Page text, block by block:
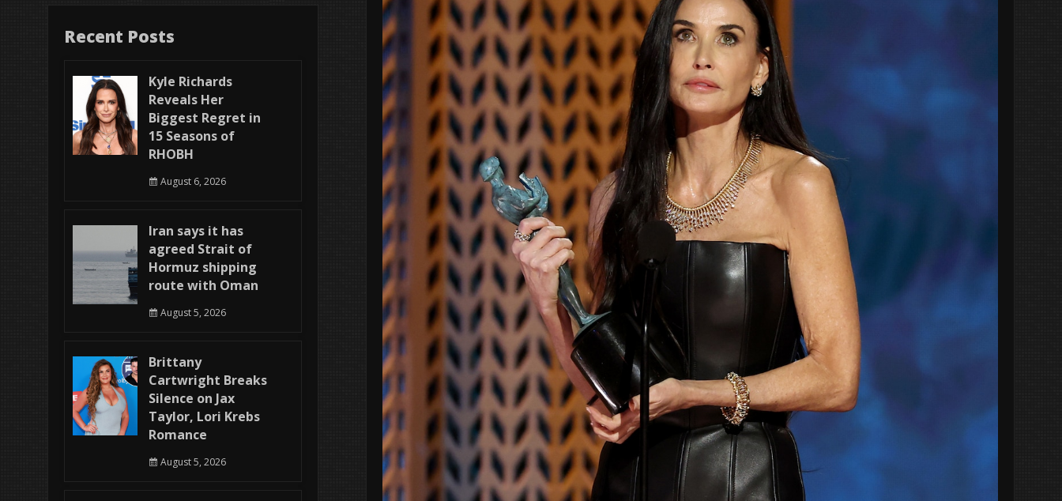
Recent Posts
Kyle Richards
Reveals Her
Biggest Regret in
15 Seasons of
RHOBH
August 6, 2026
Iran says it has
agreed Strait of
Hormuz shipping
route with Oman
August 5, 2026
Brittany
Cartwright Breaks
Silence on Jax
Taylor, Lori Krebs
Romance
August 5, 2026